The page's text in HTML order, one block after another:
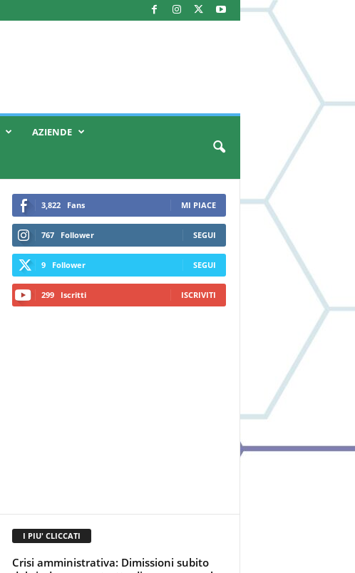
AZIENDE
3,822 Fans MI PIACE
767 Follower SEGUI
9 Follower SEGUI
299 Iscritti ISCRIVITI
I PIU' CLICCATI
Crisi amministrativa: Dimissioni subito